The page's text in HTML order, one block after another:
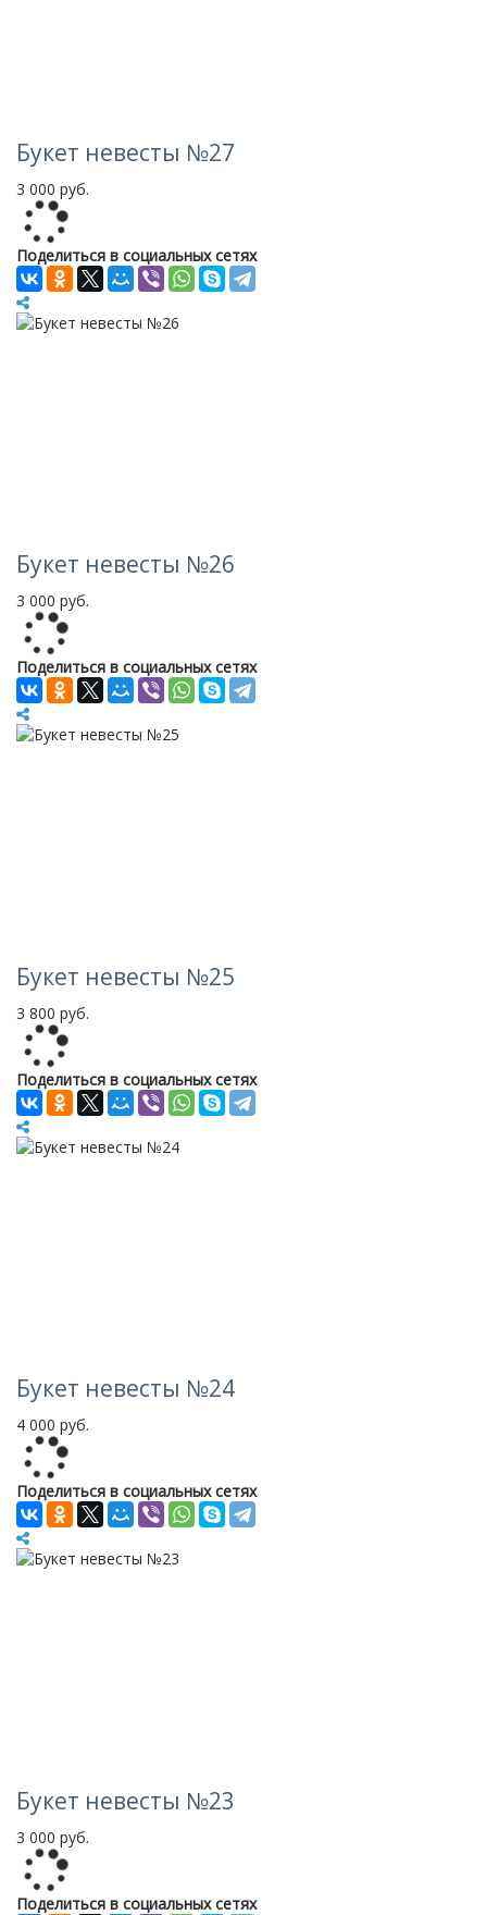
Букет невесты №27
3 000 руб.
Поделиться в социальных сетях
Букет невесты №26
3 000 руб.
Поделиться в социальных сетях
Букет невесты №25
3 800 руб.
Поделиться в социальных сетях
Букет невесты №24
4 000 руб.
Поделиться в социальных сетях
Букет невесты №23
3 000 руб.
Поделиться в социальных сетях